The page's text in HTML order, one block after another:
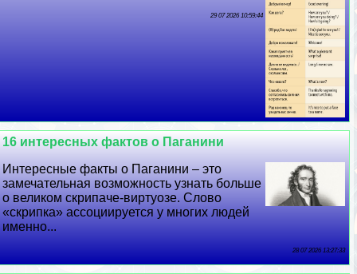
29 07 2026 10:59:44
16 интересных фактов о Паганини
Интересные факты о Паганини – это
замечательная возможность узнать больше
о великом скрипаче-виртуозе. Слово
«скрипка» ассоциируется у многих людей
именно...
28 07 2026 13:27:33